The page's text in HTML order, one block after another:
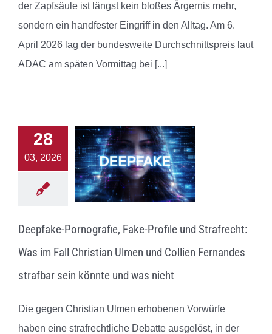
der Zapfsäule ist längst kein bloßes Ärgernis mehr,
sondern ein handfester Eingriff in den Alltag. Am 6.
April 2026 lag der bundesweite Durchschnittspreis laut
ADAC am späten Vormittag bei [...]
28
03, 2026
Deepfake-Pornografie, Fake-Profile und Strafrecht:
Was im Fall Christian Ulmen und Collien Fernandes
strafbar sein könnte und was nicht
Die gegen Christian Ulmen erhobenen Vorwürfe
haben eine strafrechtliche Debatte ausgelöst, in der